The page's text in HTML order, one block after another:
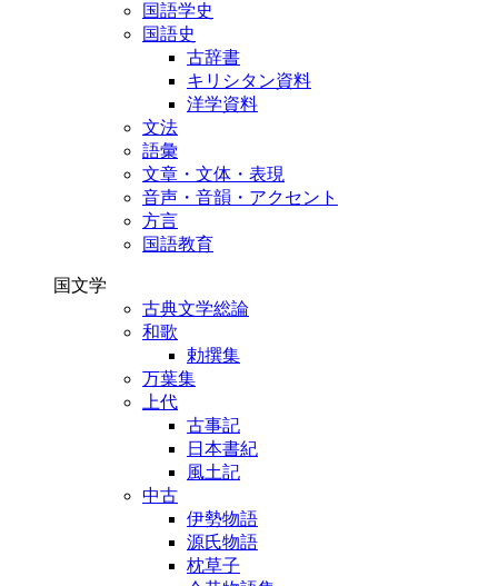
国語学史
国語史
古辞書
キリシタン資料
洋学資料
文法
語彙
文章・文体・表現
音声・音韻・アクセント
方言
国語教育
国文学
古典文学総論
和歌
勅撰集
万葉集
上代
古事記
日本書紀
風土記
中古
伊勢物語
源氏物語
枕草子